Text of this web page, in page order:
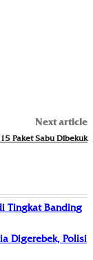
Next article
Paket Sabu Dibekuk
Tingkat Banding
Digerebek, Polisi